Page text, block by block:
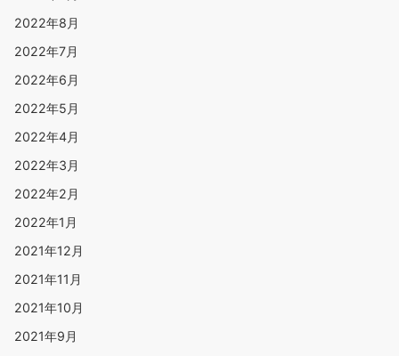
2022年8月
2022年7月
2022年6月
2022年5月
2022年4月
2022年3月
2022年2月
2022年1月
2021年12月
2021年11月
2021年10月
2021年9月